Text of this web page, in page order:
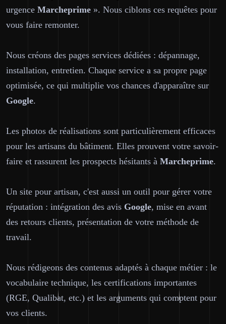
urgence Marcheprime ». Nous ciblons ces requêtes pour
vous faire remonter.
Nous créons des pages services dédiées : dépannage,
installation, entretien. Chaque service a sa propre page
optimisée, ce qui multiplie vos chances d'apparaître sur
Google.
Les photos de réalisations sont particulièrement efficaces
pour les artisans du bâtiment. Elles prouvent votre savoir-
faire et rassurent les prospects hésitants à Marcheprime.
Un site pour artisan, c'est aussi un outil pour gérer votre
réputation : intégration des avis Google, mise en avant
des retours clients, présentation de votre méthode de
travail.
Nous rédigeons des contenus adaptés à chaque métier : le
vocabulaire technique, les certifications importantes
(RGE, Qualibat, etc.) et les arguments qui comptent pour
vos clients.